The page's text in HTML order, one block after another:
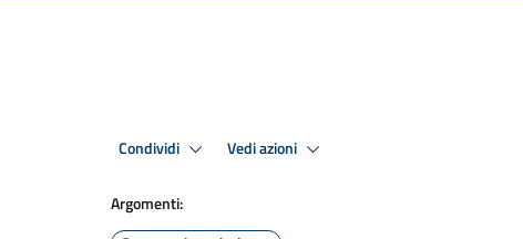
Condividi Vedi azioni
Argomenti: